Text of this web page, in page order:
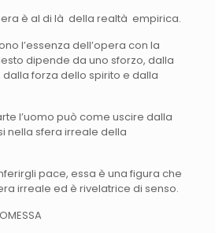
è al di là della realtà empirica.
l’essenza dell’opera con la
dipende da uno sforzo, dalla
forza dello spirito e dalla
l’uomo può come uscire dalla
nella sfera irreale della
pace, essa è una figura che
irreale ed è rivelatrice di senso.